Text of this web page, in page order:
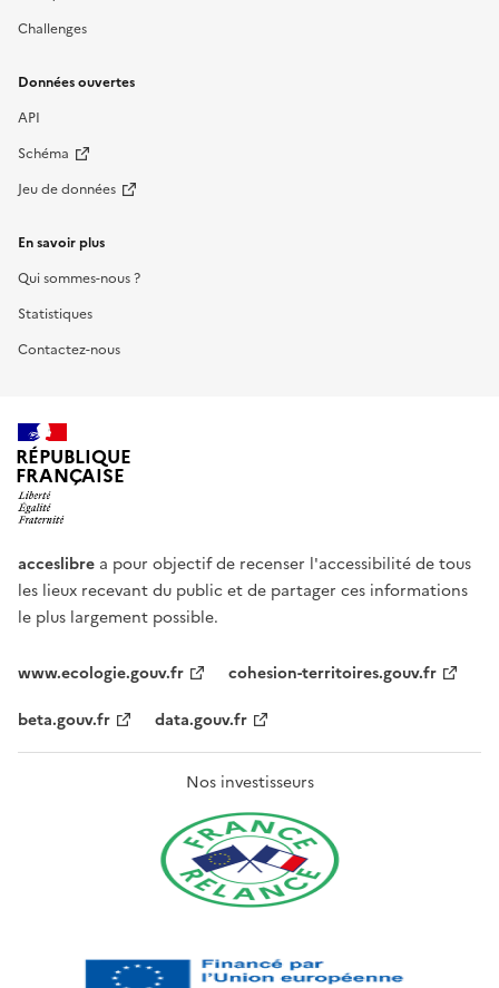
Challenges
Données ouvertes
API
Schéma
Jeu de données
En savoir plus
Qui sommes-nous ?
Statistiques
Contactez-nous
RÉPUBLIQUE
FRANÇAISE
acceslibre a pour objectif de recenser l'accessibilité de tous
les lieux recevant du public et de partager ces informations
le plus largement possible.
www.ecologie.gouv.fr
cohesion-territoires.gouv.fr
beta.gouv.fr
data.gouv.fr
Nos investisseurs